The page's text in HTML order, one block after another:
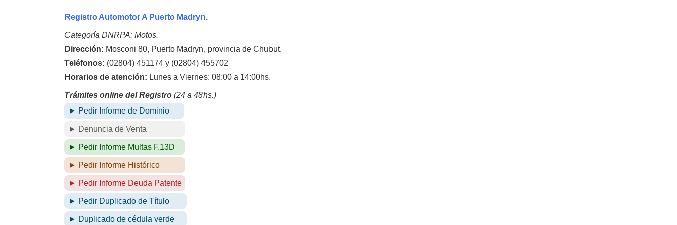
Registro Automotor A Puerto Madryn.
Categoría DNRPA: Motos.
Dirección: Mosconi 80, Puerto Madryn, provincia de Chubut.
Teléfonos: (02804) 451174 y (02804) 455702
Horarios de atención: Lunes a Viernes: 08:00 a 14:00hs.
Trámites online del Registro (24 a 48hs.)
► Pedir Informe de Dominio
► Denuncia de Venta
► Pedir Informe Multas F.13D
► Pedir Informe Histórico
► Pedir Informe Deuda Patente
► Pedir Duplicado de Título
► Duplicado de cédula verde